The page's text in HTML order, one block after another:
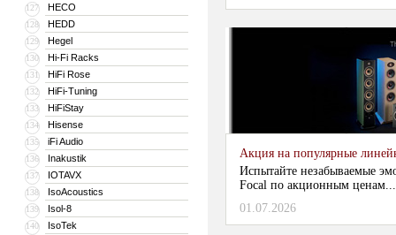
127 HECO
128 HEDD
129 Hegel
130 Hi-Fi Racks
131 HiFi Rose
132 HiFi-Tuning
133 HiFiStay
134 Hisense
135 iFi Audio
136 Inakustik
137 IOTAVX
138 IsoAcoustics
139 Isol-8
140 IsoTek
Акция на популярные
Испытайте незабываемые
Focal по акционным
01.07.2026